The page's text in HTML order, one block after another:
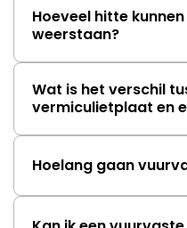
Hoeveel hitte
weerstaan?
Wat is het verschil
vermiculietplaat en
Hoelang gaan